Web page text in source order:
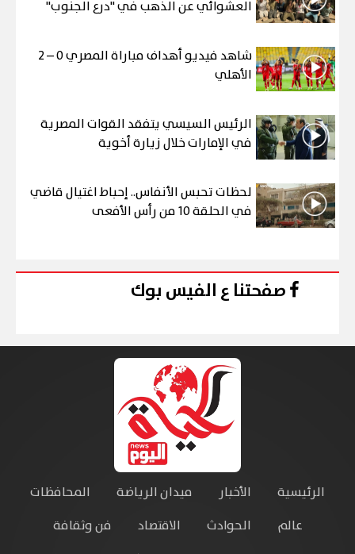
العشوائي عن الذهب في "درع الجنوب"
شاهد فيديو أهداف مباراة المصري 0 – 2
الأهلي
الرئيس السيسي يتفقد القوات المصرية
في الإمارات خلال زيارة أخوية
لحظات تحبس الأنفاس.. إحباط اغتيال قاضي
في الحلقة 10 من رأس الأفعى
صفحتنا ع الفيس بوك
الرئيسية الأخبار ميدان الرياضة
المحافظات
عالم
الحوادث الاقتصاد
فن وثقافة